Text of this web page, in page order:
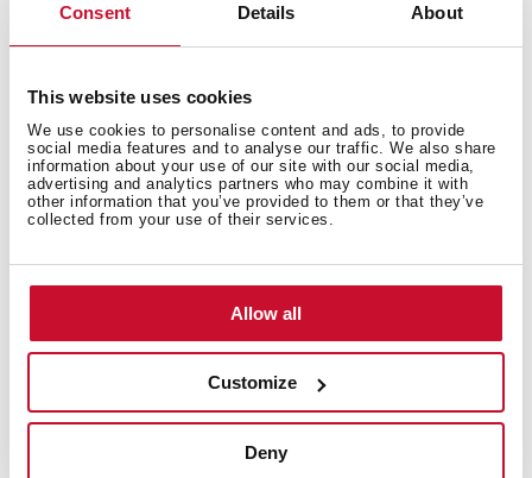
Consent Details About
This website uses cookies
We use cookies to personalise content and ads, to provide
social media features and to analyse our traffic. We also share
information about your use of our site with our social media,
advertising and analytics partners who may combine it with
other information that you’ve provided to them or that they’ve
collected from your use of their services.
Allow all
Customize
Deny
Najpierw sprawdź, czy kostkarka jest włączona – w
niektórych modelach działa na przełącznik lub przycisk.
Upewnij się też, że zamrażarka ma odpowiednio niską
temperaturę. Jeśli nie wymieniałeś filtra wody od
ponad 6 miesięcy, to może być przyczyna. A jeśli kostki
zaklinowały się w podajniku – delikatnie je usuń.